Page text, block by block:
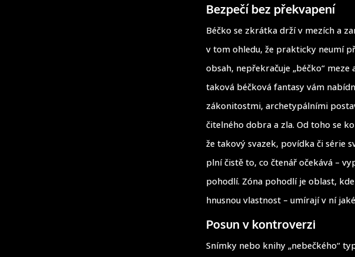
Bezpečí bez překvapení
Béčko se zkrátka drží v mezích a
v tom ohledu, že prakticky neumí
obsah, nepřekračuje „béčko“
taková béčková fantasy vám
zákonitostmi, archetypálními
čitelného dobra a zla. Od toho se
že takový svazek, povídka či série
plní čistě to, co čtenář očekává –
pohodlí. Zóna pohodlí je oblast,
hnusnou vlastnost – umírají v ní
Posun v kontroverzi
Snímky nebo knihy „nebečkého“